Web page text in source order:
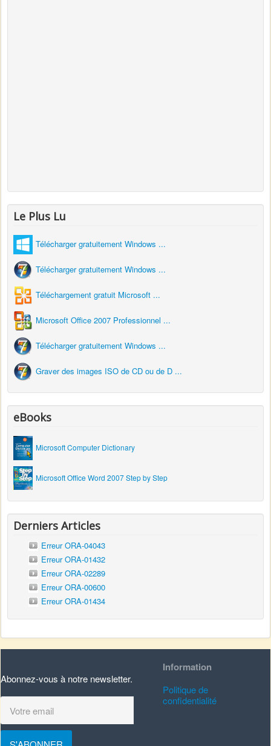
Le Plus Lu
Télécharger gratuitement Windows ...
Télécharger gratuitement Windows ...
Téléchargement gratuit Microsoft ...
Microsoft Office 2007 Professionnel ...
Télécharger gratuitement Windows ...
Graver des images ISO de CD ou de D ...
eBooks
Microsoft Computer Dictionary
Microsoft Office Word 2007 Step by Step
Derniers Articles
Erreur ORA-04043
Erreur ORA-01432
Erreur ORA-02289
Erreur ORA-00600
Erreur ORA-01434
Abonnez-vous à notre newsletter.
Information
Politique de
confidentialité